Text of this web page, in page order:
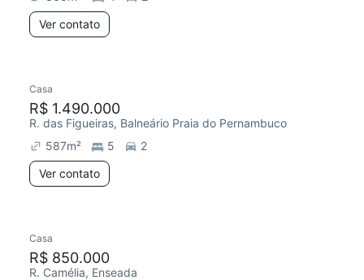
Ver contato
Casa
R$ 1.490.000
R. das Figueiras, Balneário Praia do Pernambuco
587m² 5
2
Ver contato
Casa
R$ 850.000
R. Camélia, Enseada